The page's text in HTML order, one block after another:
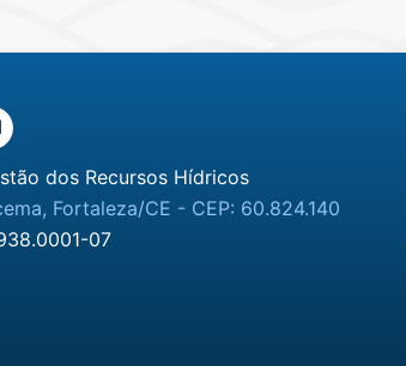
dos Recursos Hídricos
Fortaleza/CE - CEP: 60.824.140
07